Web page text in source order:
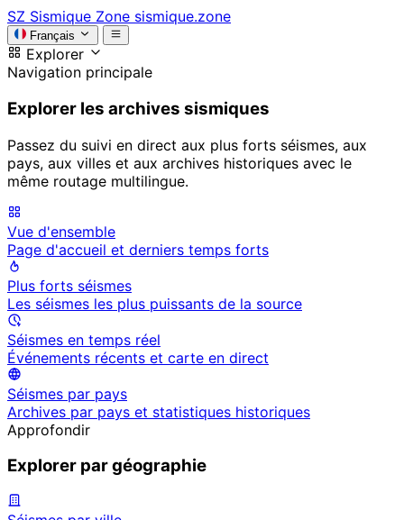
SZ Sismique Zone sismique.zone
Français
Explorer
Navigation principale
Explorer les archives sismiques
Passez du suivi en direct aux plus forts séismes, aux
pays, aux villes et aux archives historiques avec le
même routage multilingue.
Vue d'ensemble
Page d'accueil et derniers temps forts
Plus forts séismes
Les séismes les plus puissants de la source
Séismes en temps réel
Événements récents et carte en direct
Séismes par pays
Archives par pays et statistiques historiques
Approfondir
Explorer par géographie